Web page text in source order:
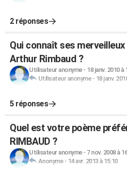
2 réponses
Qui connaît ses
Arthur Rimbaud ?
Utilisateur anonyme- 18 janv. 2010 à
Utilisateur anonyme- 18 janv.
5 réponses
Quel est votre poème
RIMBAUD ?
Utilisateur anonyme- 7 nov. 2008 à
Anonyme- 14 avr. 2013 à 15:10